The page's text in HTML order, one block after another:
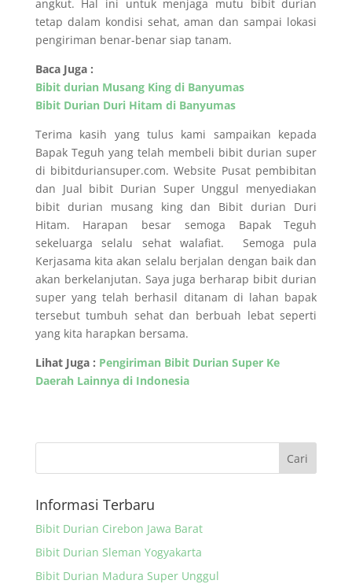
angkut. Hal ini untuk menjaga mutu bibit durian
tetap dalam kondisi sehat, aman dan sampai lokasi
pengiriman benar-benar siap tanam.
Baca Juga :
Bibit durian Musang King di Banyumas
Bibit Durian Duri Hitam di Banyumas
Terima kasih yang tulus kami sampaikan kepada
Bapak Teguh yang telah membeli bibit durian super
di bibitduriansuper.com. Website Pusat pembibitan
dan Jual bibit Durian Super Unggul menyediakan
bibit durian musang king dan Bibit durian Duri
Hitam. Harapan besar semoga Bapak Teguh
sekeluarga selalu sehat walafiat. Semoga pula
Kerjasama kita akan selalu berjalan dengan baik dan
akan berkelanjutan. Saya juga berharap bibit durian
super yang telah berhasil ditanam di lahan bapak
tersebut tumbuh sehat dan berbuah lebat seperti
yang kita harapkan bersama.
Lihat Juga : Pengiriman Bibit Durian Super Ke
Daerah Lainnya di Indonesia
Informasi Terbaru
Bibit Durian Cirebon Jawa Barat
Bibit Durian Sleman Yogyakarta
Bibit Durian Madura Super Unggul